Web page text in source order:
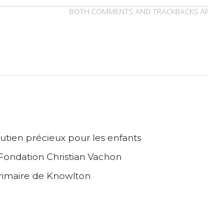
BOTH COMMENTS AND TRACKBACKS
précieux pour les enfants
Christian Vachon
de Knowlton